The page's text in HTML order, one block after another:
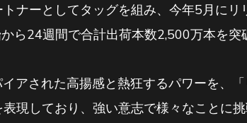
ナーとしてタッグを組み、今年5月に
ら24週間で合計出荷本数2,500万本を突
アされた高揚感と熱狂するパワーを、
現しており、強い意志で様々なことに